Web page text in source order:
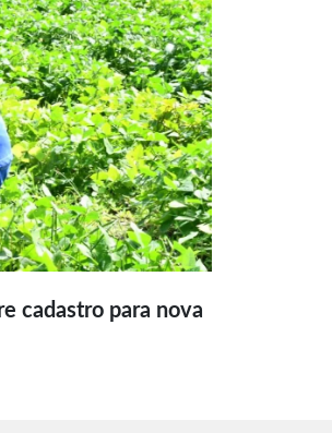
cadastro para nova